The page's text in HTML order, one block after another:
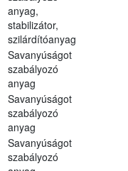
anyag,
stabilizátor,
szilárdítóanyag
Savanyúságot
szabályozó
anyag
Savanyúságot
szabályozó
anyag
Savanyúságot
szabályozó